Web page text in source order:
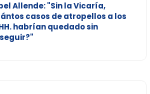
Allende: "Sin la Vicaría,
casos de atropellos a los
habrían quedado sin